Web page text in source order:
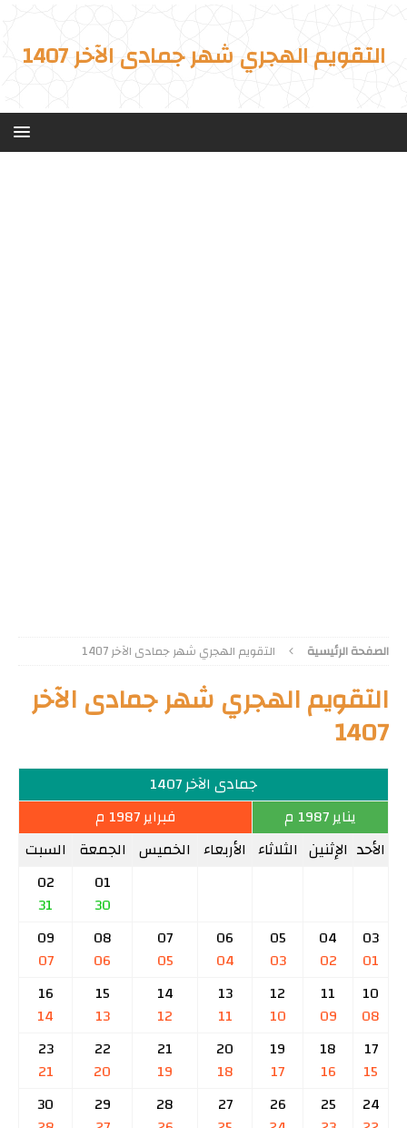
التقويم الهجري شهر جمادى الآخر 1407
الصفحة الرئيسية التقويم الهجري شهر جمادى الآخر 1407
التقويم الهجري شهر جمادى الآخر
1407
جمادى الآخر 1407
يناير 1987 م
فبراير 1987 م
الأحد الإثنين الثلاثاء الأربعاء الخميس الجمعة السبت
01
30
02
31
03
01
04
02
05
03
06
04
07
05
08
06
09
07
10
08
11
09
12
10
13
11
14
12
15
13
16
14
17
15
18
16
19
17
20
18
21
19
22
20
23
21
24
25
26
27
28
29
30